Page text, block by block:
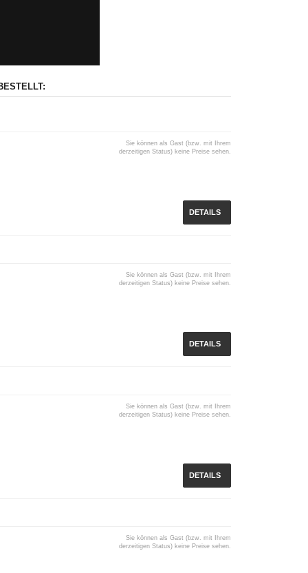
Sie können als Gast (bzw. mit Ihrem
derzeitigen Status) keine Preise sehen.
DETAILS
Sie können als Gast (bzw. mit Ihrem
derzeitigen Status) keine Preise sehen.
DETAILS
Sie können als Gast (bzw. mit Ihrem
derzeitigen Status) keine Preise sehen.
DETAILS
Sie können als Gast (bzw. mit Ihrem
derzeitigen Status) keine Preise sehen.